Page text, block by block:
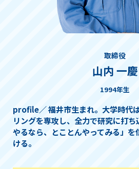
取締役
山内 一慶
1994年生
profile
福井市生まれ。大学時代
リングを専攻し、全力で研究に打
やるなら、とことんやってみる」
ける。